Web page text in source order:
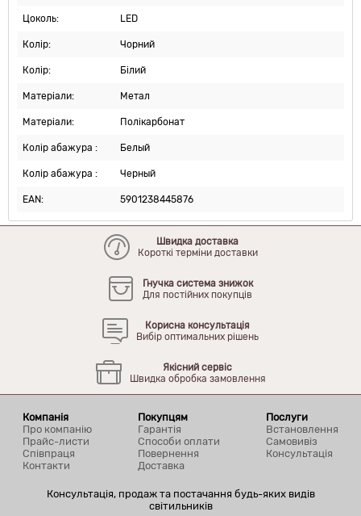
Цоколь: LED
Колір: Чорний
Колір: Білий
Матеріали: Метал
Матеріали: Полікарбонат
Колір абажура : Белый
Колір абажура : Черный
EAN: 5901238445876
Швидка доставка
Короткі терміни доставки
Гнучка система знижок
Для постійних покупців
Корисна консультація
Вибір оптимальних рішень
Якісний сервіс
Швидка обробка замовлення
Компанія
Про компанію
Прайс-листи
Співпраця
Контакти
Покупцям
Гарантія
Способи оплати
Повернення
Доставка
Послуги
Встановлення
Самовивіз
Консультація
Консультація, продаж та постачання будь-яких видів
світильників